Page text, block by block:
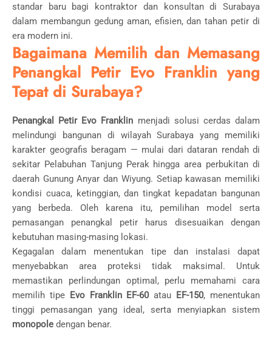
standar baru bagi kontraktor dan konsultan di Surabaya
dalam membangun gedung aman, efisien, dan tahan petir di
era modern ini.
Bagaimana Memilih dan Memasang
Penangkal Petir Evo Franklin yang
Tepat di Surabaya?
Penangkal Petir Evo Franklin menjadi solusi cerdas dalam
melindungi bangunan di wilayah Surabaya yang memiliki
karakter geografis beragam — mulai dari dataran rendah di
sekitar Pelabuhan Tanjung Perak hingga area perbukitan di
daerah Gunung Anyar dan Wiyung. Setiap kawasan memiliki
kondisi cuaca, ketinggian, dan tingkat kepadatan bangunan
yang berbeda. Oleh karena itu, pemilihan model serta
pemasangan penangkal petir harus disesuaikan dengan
kebutuhan masing-masing lokasi.
Kegagalan dalam menentukan tipe dan instalasi dapat
menyebabkan area proteksi tidak maksimal. Untuk
memastikan perlindungan optimal, perlu memahami cara
memilih tipe Evo Franklin EF-60atau EF-150, menentukan
tinggi pemasangan yang ideal, serta menyiapkan sistem
monopole dengan benar.